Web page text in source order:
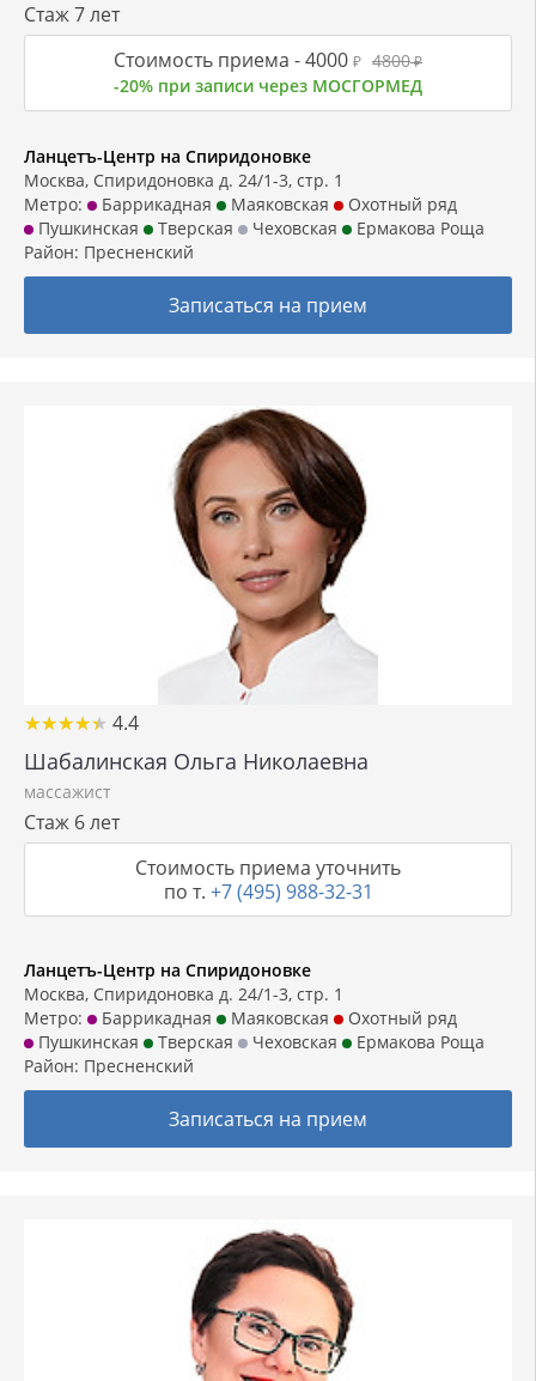
Стаж 7 лет
Стоимость приема -4000 ₽ 4800₽
-20% при записи через МОСГОРМЕД
Ланцетъ-Центр на Спиридоновке
Москва, Спиридоновка д. 24/1-3, стр. 1
Метро:
Баррикадная Маяковская
Охотный ряд
Пушкинская
Тверская Чеховская
Ермакова Роща
Район: Пресненский
Записаться на прием
★★★★★
★★★★★ 4.4
Шабалинская Ольга Николаевна
массажист
Стаж 6 лет
Стоимость приема уточнить
по т. +7 (495) 988-32-31
Ланцетъ-Центр на Спиридоновке
Москва, Спиридоновка д. 24/1-3, стр. 1
Метро:
Баррикадная Маяковская
Охотный ряд
Пушкинская
Тверская Чеховская
Ермакова Роща
Район: Пресненский
Записаться на прием